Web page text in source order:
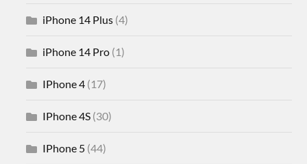
iPhone 14 Plus (4)
iPhone 14 Pro (1)
IPhone 4 (17)
IPhone 4S (30)
IPhone 5 (44)